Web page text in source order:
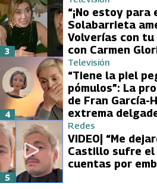
“¡No estoy para
Solabarrieta
Volverías con
con Carmen
3
Televisión
“Tiene la piel
pómulos”: La
de Fran García-
extrema
4
Redes
VIDEO| “Me
Castillo sufre el
cuentas por
5